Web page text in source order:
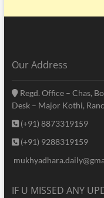
Our Address
Regd. Office – Chas,
Desk – Major Kothi,
(+91) 8873319159
(+91) 9288319159
IF U MISSED ANY